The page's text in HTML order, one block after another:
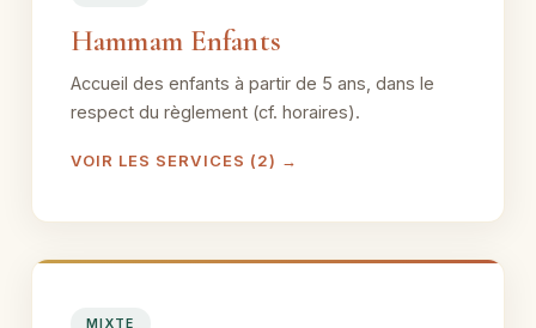
Hammam Enfants
Accueil des enfants à partir de 5 ans, dans le
respect du règlement (cf. horaires).
VOIR LES SERVICES (2) →
MIXTE